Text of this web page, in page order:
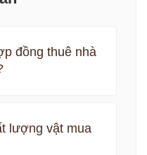
đồng thuê nhà
lượng vật mua